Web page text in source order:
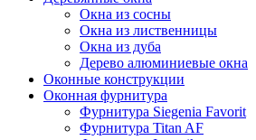
Окна из сосны
Окна из лиственницы
Окна из дуба
Дерево алюминиевые окна
Оконные конструкции
Оконная фурнитура
Фурнитура Siegenia Favorit
Фурнитура Titan AF